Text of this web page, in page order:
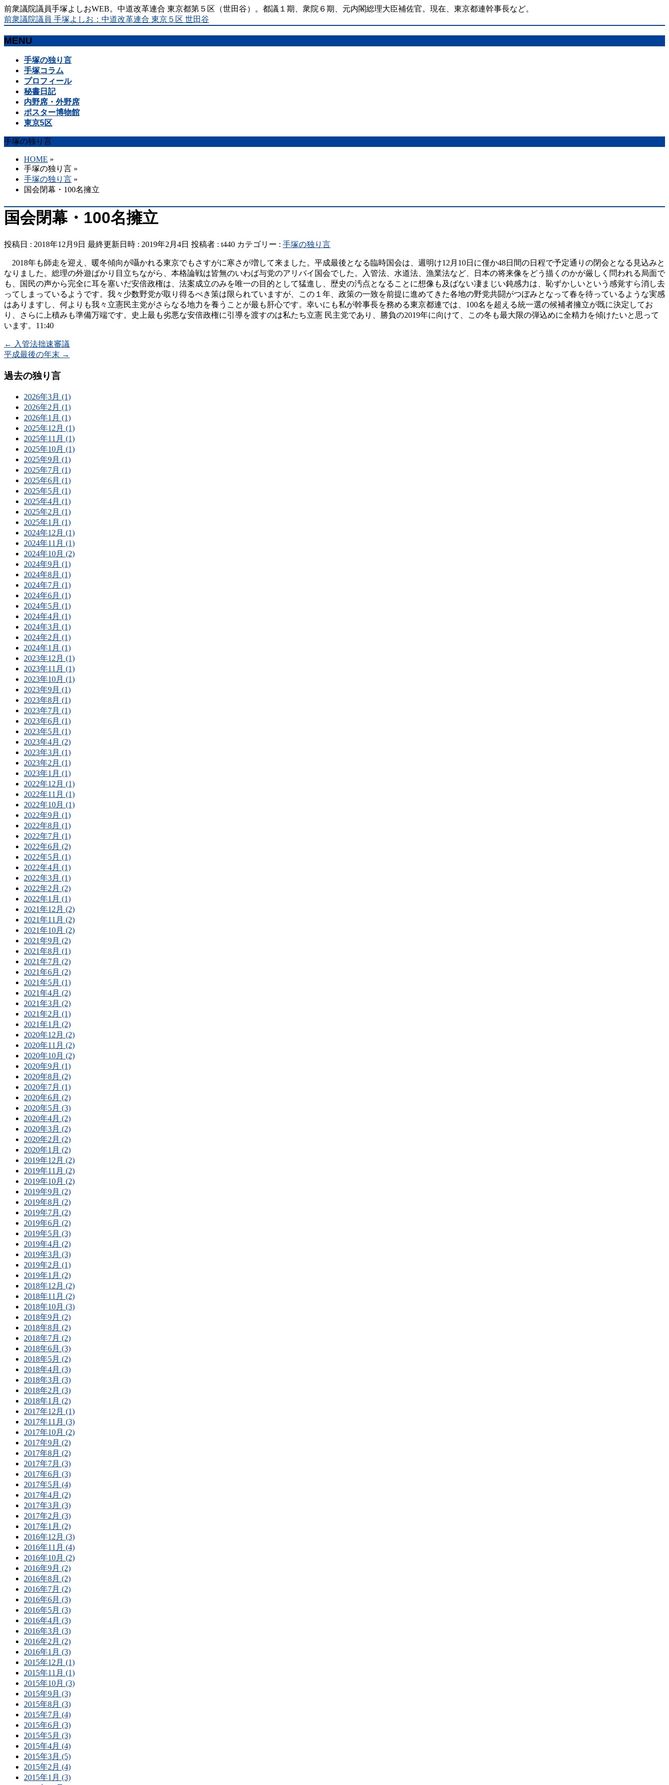
前衆議院議員手塚よしおWEB。中道改革連合 東京都第５区（世田谷）。都議１期、衆院６期、元内閣総理大臣補佐官。現在、東京都連幹事長など。
前衆議院議員 手塚よしお：中道改革連合 東京５区 世田谷
MENU
手塚の独り言
手塚コラム
プロフィール
秘書日記
内野席・外野席
ポスター博物館
東京5区
手塚の独り言
HOME »
手塚の独り言 »
手塚の独り言 »
国会閉幕・100名擁立
国会閉幕・100名擁立
投稿日 : 2018年12月9日 最終更新日時 : 2019年2月4日 投稿者 : t440 カテゴリー : 手塚の独り言
2018年も師走を迎え、暖冬傾向が囁かれる東京でもさすがに寒さが増して来ました。平成最後となる臨時国会は、週明け12月10日に僅か48日間の日程で予定通りの閉会となる見込みと
なりました。総理の外遊ばかり目立ちながら、本格論戦は皆無のいわば与党のアリバイ国会でした。入管法、水道法、漁業法など、日本の将来像をどう描くのかが厳しく問われる局面で
も、国民の声から完全に耳を塞いだ安倍政権は、法案成立のみを唯一の目的として猛進し、歴史の汚点となることに想像も及ばない凄まじい鈍感力は、恥ずかしいという感覚すら消し去
ってしまっているようです。我々少数野党が取り得るべき策は限られていますが、この１年、政策の一致を前提に進めてきた各地の野党共闘がつぼみとなって春を待っているような実感
はありますし、何よりも我々立憲民主党がさらなる地力を養うことが最も肝心です。幸いにも私が幹事長を務める東京都連では、100名を超える統一選の候補者擁立が既に決定してお
り、さらに上積みも準備万端です。史上最も劣悪な安倍政権に引導を渡すのは私たち立憲 民主党であり、勝負の2019年に向けて、この冬も最大限の弾込めに全精力を傾けたいと思って
います。11:40
← 入管法拙速審議
平成最後の年末 →
過去の独り言
2026年3月 (1)
2026年2月 (1)
2026年1月 (1)
2025年12月 (1)
2025年11月 (1)
2025年10月 (1)
2025年9月 (1)
2025年7月 (1)
2025年6月 (1)
2025年5月 (1)
2025年4月 (1)
2025年2月 (1)
2025年1月 (1)
2024年12月 (1)
2024年11月 (1)
2024年10月 (2)
2024年9月 (1)
2024年8月 (1)
2024年7月 (1)
2024年6月 (1)
2024年5月 (1)
2024年4月 (1)
2024年3月 (1)
2024年2月 (1)
2024年1月 (1)
2023年12月 (1)
2023年11月 (1)
2023年10月 (1)
2023年9月 (1)
2023年8月 (1)
2023年7月 (1)
2023年6月 (1)
2023年5月 (1)
2023年4月 (2)
2023年3月 (1)
2023年2月 (1)
2023年1月 (1)
2022年12月 (1)
2022年11月 (1)
2022年10月 (1)
2022年9月 (1)
2022年8月 (1)
2022年7月 (1)
2022年6月 (2)
2022年5月 (1)
2022年4月 (1)
2022年3月 (1)
2022年2月 (2)
2022年1月 (1)
2021年12月 (2)
2021年11月 (2)
2021年10月 (2)
2021年9月 (2)
2021年8月 (1)
2021年7月 (2)
2021年6月 (2)
2021年5月 (1)
2021年4月 (2)
2021年3月 (2)
2021年2月 (1)
2021年1月 (2)
2020年12月 (2)
2020年11月 (2)
2020年10月 (2)
2020年9月 (1)
2020年8月 (2)
2020年7月 (1)
2020年6月 (2)
2020年5月 (3)
2020年4月 (2)
2020年3月 (2)
2020年2月 (2)
2020年1月 (2)
2019年12月 (2)
2019年11月 (2)
2019年10月 (2)
2019年9月 (2)
2019年8月 (2)
2019年7月 (2)
2019年6月 (2)
2019年5月 (3)
2019年4月 (2)
2019年3月 (3)
2019年2月 (1)
2019年1月 (2)
2018年12月 (2)
2018年11月 (2)
2018年10月 (3)
2018年9月 (2)
2018年8月 (2)
2018年7月 (2)
2018年6月 (3)
2018年5月 (2)
2018年4月 (3)
2018年3月 (3)
2018年2月 (3)
2018年1月 (2)
2017年12月 (1)
2017年11月 (3)
2017年10月 (2)
2017年9月 (2)
2017年8月 (2)
2017年7月 (3)
2017年6月 (3)
2017年5月 (4)
2017年4月 (2)
2017年3月 (3)
2017年2月 (3)
2017年1月 (2)
2016年12月 (3)
2016年11月 (4)
2016年10月 (2)
2016年9月 (2)
2016年8月 (2)
2016年7月 (2)
2016年6月 (3)
2016年5月 (3)
2016年4月 (3)
2016年3月 (3)
2016年2月 (2)
2016年1月 (3)
2015年12月 (1)
2015年11月 (1)
2015年10月 (3)
2015年9月 (3)
2015年8月 (3)
2015年7月 (4)
2015年6月 (3)
2015年5月 (3)
2015年4月 (4)
2015年3月 (5)
2015年2月 (4)
2015年1月 (3)